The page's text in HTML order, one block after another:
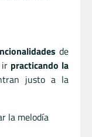
de
ir practicando la
justo a la